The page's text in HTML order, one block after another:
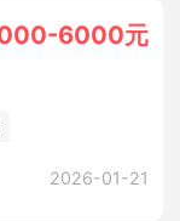
6000元
2026-01-21